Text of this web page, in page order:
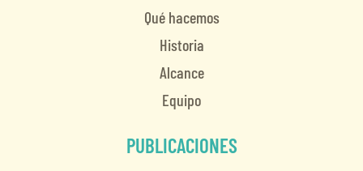
Qué hacemos
Historia
Alcance
Equipo
PUBLICACIONES